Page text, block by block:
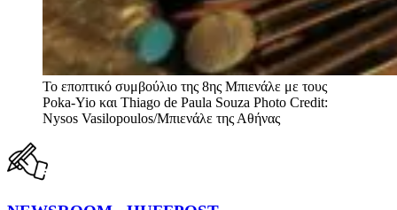
Το εποπτικό συμβούλιο της 8ης Μπιενάλε με τους
Poka-Yio και Thiago de Paula Souza Photo Credit:
Nysos Vasilopoulos/Μπιενάλε της Αθήνας